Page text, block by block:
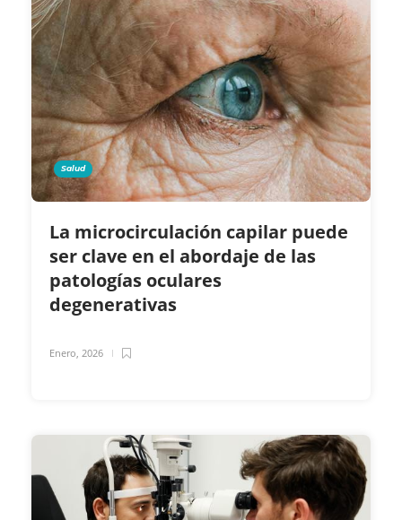
Salud
La microcirculación capilar puede
ser clave en el abordaje de las
patologías oculares
degenerativas
Enero, 2026